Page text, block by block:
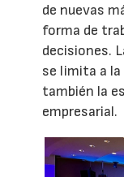
de nuevas
forma de
decisiones.
se limita a
también la
empresarial.